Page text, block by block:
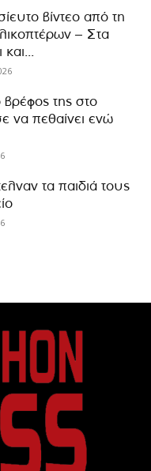
βίντεο από τη
– Στα
και...
της στο
να πεθαίνει ενώ
τα παιδιά τους